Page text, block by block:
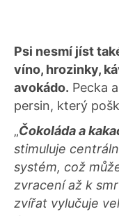
Psi nesmí jíst
víno, hrozinky,
avokádo. Pecka
persin, který
„Čokoláda a
stimuluje
systém, což
zvracení až k
zvířat vylučuje